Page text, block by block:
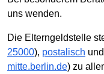
uns wenden.
Die Elterngeldstelle
25000), postalisch
mitte.berlin.de) zu